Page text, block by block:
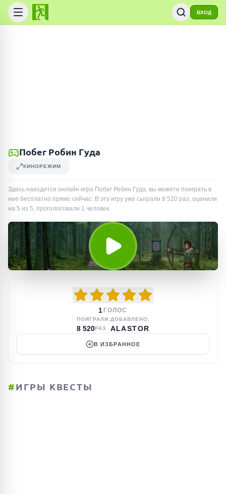
ВХОД
Побег Робин Гуда
КИНОРЕЖИМ
Здесь находится онлайн игра Побег Робин Гуда, вы можете поиграть в
нее бесплатно прямо сейчас. В эту игру уже сыграли 8 520 раз, оценили
на 5 из 5, проголосовали 1 человек.
1 ГОЛОС
ПОИГРАЛИ:
8 520РАЗ
ДОБАВЛЕНО:
ALASTOR
В ИЗБРАННОЕ
#ИГРЫ КВЕСТЫ